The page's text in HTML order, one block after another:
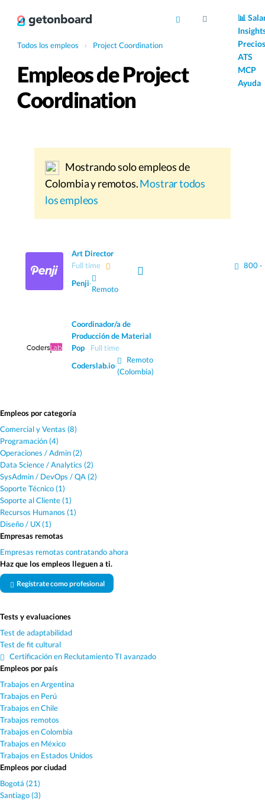
📊
Precios
ATS
MCP
Ayuda
Todos los empleos › Project Coordination
Empleos de Project
Coordination
Mostrando solo empleos de
Colombia y remotos.Mostrar todos
los empleos
Art Director
Full time
Penji·
Remoto
800 -
Coordinador/a de
Producción de Material
Pop
Full time
Coderslab.io·
Remoto
(Colombia)
Empleos por categoría
Comercial y Ventas (8)
Programación (4)
Operaciones / Admin (2)
Data Science / Analytics (2)
SysAdmin / DevOps / QA (2)
Soporte Técnico (1)
Soporte al Cliente (1)
Recursos Humanos (1)
Diseño / UX (1)
Empresas remotas
Empresas remotas contratando ahora
Haz que los empleos lleguen a ti.
Regístrate como profesional
Tests y evaluaciones
Test de adaptabilidad
Test de fit cultural
Certificación en Reclutamiento TI avanzado
Empleos por país
Trabajos en Argentina
Trabajos en Perú
Trabajos en Chile
Trabajos remotos
Trabajos en Colombia
Trabajos en México
Trabajos en Estados Unidos
Empleos por ciudad
Bogotá (21)
Santiago (3)